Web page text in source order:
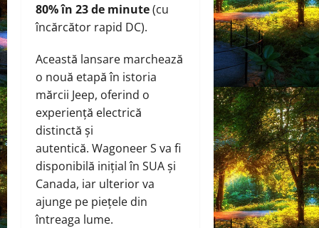
80% în 23 de minute(cu
încărcător rapid DC).
Această lansare marchează
o nouă etapă în istoria
mărcii Jeep, oferind o
experiență electrică
distinctă și
autentică. Wagoneer S va fi
disponibilă inițial în SUA și
Canada, iar ulterior va
ajunge pe piețele din
întreaga lume.